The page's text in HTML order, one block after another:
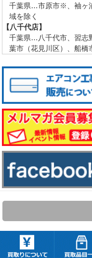
千葉県…市原市※、袖
域を除く
【八千代店】
千葉県…八千代市、習志
葉市（花見川区）、船橋